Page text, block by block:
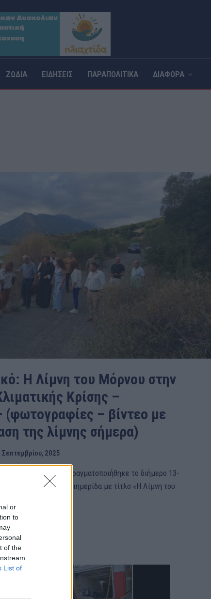
or
to
of the
List of
ΖΩΔΙΑ ΕΙΔΗΣΕΙΣ ΠΑΡΑΠΟΛΙΤΙΚΑ ΔΙΑΦΟΡΑ
Η Λίμνη του Μόρνου στην
Κρίσης –
(φωτογραφίες – βίντεο με
της λίμνης σήμερα)
Σεπτεμβρίου, 2025
περιεχόμενο πραγματοποιήθηκε το διήμερο 13-
Φωκίδας, η διημερίδα με τίτλο «Η Λίμνη του